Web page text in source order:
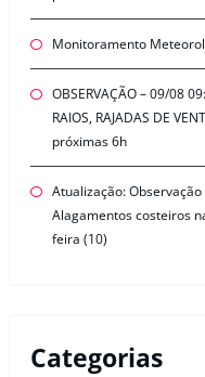
Monitoramento
OBSERVAÇÃO – 09/08
RAIOS, RAJADAS DE
próximas 6h
Atualização:
Alagamentos costeiros
feira (10)
Categorias